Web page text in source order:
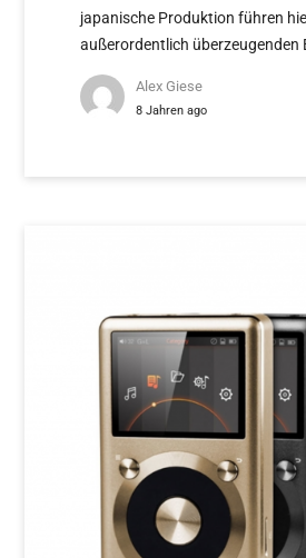
japanische Produktion führen
außerordentlich überzeugenden
Alex Giese
8 Jahren ago